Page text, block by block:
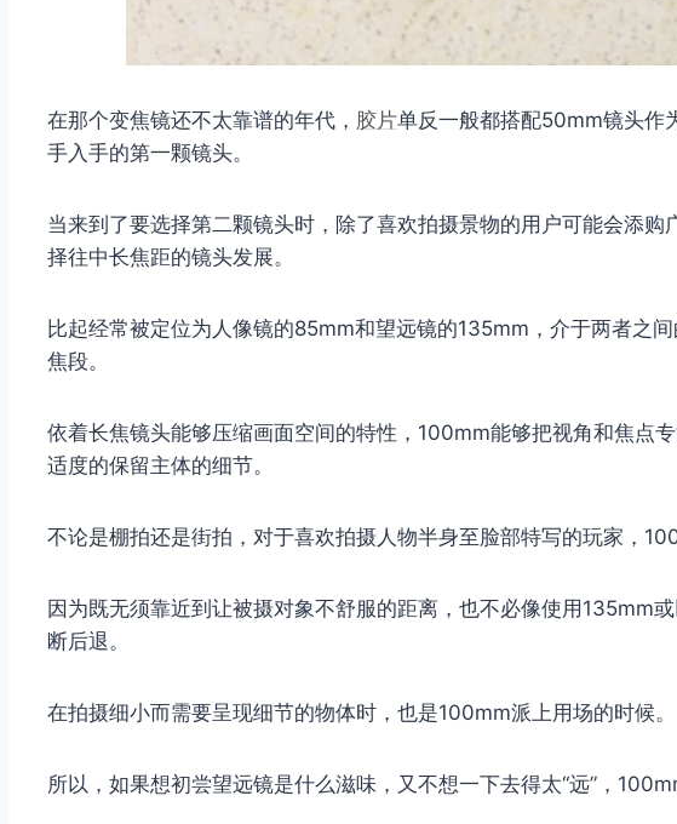
在那个变焦镜还不太靠谱的年代， 胶片单反一般都搭配50mm镜头作
手入手的第一颗镜头。
当来到了要选择第二颗镜头时，除了喜欢拍摄景物的用户可能会添购
择往中长焦距的镜头发展。
比起经常被定位为人像镜的85mm和望远镜的135mm，介于两者之
焦段。
依着长焦镜头能够压缩画面空间的特性，100mm能够把视角和焦点
适度的保留主体的细节。
不论是棚拍还是街拍，对于喜欢拍摄人物半身至脸部特写的玩家，
因为既无须靠近到让被摄对象不舒服的距离，也不必像使用135mm
断后退。
在拍摄细小而需要呈现细节的物体时，也是100mm派上用场的时候。
所以，如果想初尝望远镜是什么滋味，又不想一下去得太“远”，